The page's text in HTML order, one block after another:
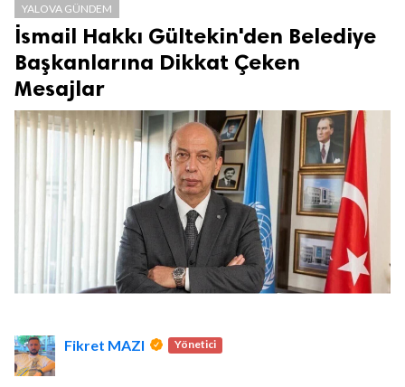
YALOVA GÜNDEM
İsmail Hakkı Gültekin'den Belediye
Başkanlarına Dikkat Çeken
Mesajlar
Fikret MAZI Yönetici